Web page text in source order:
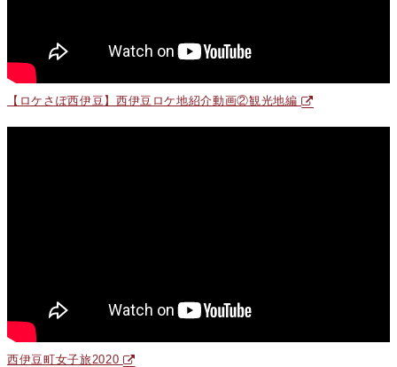
【ロケさぽ西伊豆】西伊豆ロケ地紹介動画②観光地編
西伊豆町女子旅2020